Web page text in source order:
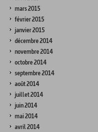
mars 2015
février 2015
janvier 2015
décembre 2014
novembre 2014
octobre 2014
septembre 2014
août 2014
juillet 2014
juin 2014
mai 2014
avril 2014